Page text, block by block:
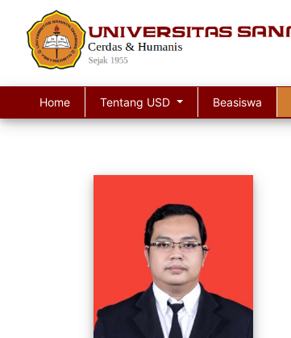
Home Tentang USD Beasiswa